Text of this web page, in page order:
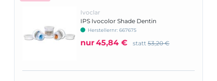
Ivoclar
IPS Ivocolor Shade Dentin
Herstellernr: 667675
nur45,84 € statt 53,20 €